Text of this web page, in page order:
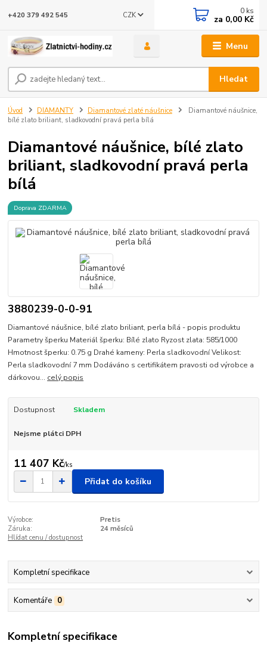
Menu
CZK
Hledat
+420 379 492 545 0 ks
za 0,00 Kč
Úvod DIAMANTY Diamantové zlaté náušnice
Diamantové náušnice,
bílé zlato briliant, sladkovodní pravá perla bílá
Diamantové náušnice, bílé zlato
briliant, sladkovodní pravá perla
bílá
Doprava ZDARMA
3880239-0-0-91
Diamantové náušnice, bílé zlato briliant, perla bílá - popis produktu
Parametry šperku Materiál šperku: Bílé zlato Ryzost zlata: 585/1000
Hmotnost šperku: 0.75 g Drahé kameny: Perla sladkovodní Velikost:
Perla sladkovodní 7 mm Dodáváno s certifikátem pravosti od výrobce a
dárkovou... celý popis
Dostupnost Skladem
Nejsme plátci DPH
11 407 Kč/ks
Přidat do košíku
Výrobce:
Pretis
Záruka:
24 měsíců
Hlídat cenu / dostupnost
Kompletní specifikace
Komentáře 0
Kompletní specifikace